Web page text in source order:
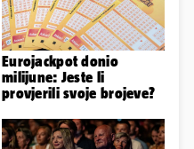
Eurojackpot donio
milijune: Jeste li
provjerili svoje brojeve?